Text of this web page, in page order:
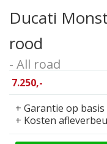
Ducati
rood
- All road
7.250,-
+ Garantie op
+ Kosten